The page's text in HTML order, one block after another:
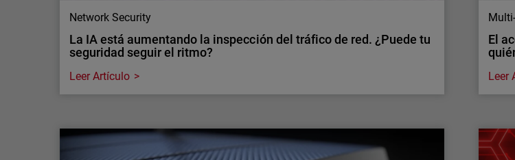
Network Security
La IA está aumentando la inspección del tráfico de red. ¿Puede tu
seguridad seguir el ritmo?
La IA está aumentando la inspección del tráfico de red. ¿Puede tu
seguridad seguir el ritmo?
Leer Artículo
El
El
Leer